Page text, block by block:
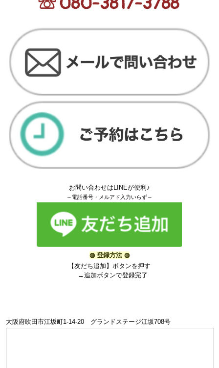
お問い合わせはLINEが便利♪
～電話番号・メルアド入力いらず～
◍ 登録方法 ◍
【友だち追加】ボタンを押す
→追加ボタンで登録完了
大阪府吹田市江坂町1-14-20 グランドステージ江坂708号